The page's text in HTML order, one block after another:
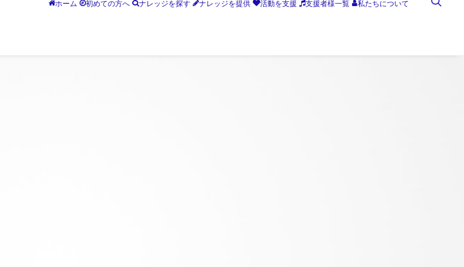
ホーム 初めての方へ ナレッジを探す ナレッジを提供 活動を支援 支援者様一覧 私たちについて